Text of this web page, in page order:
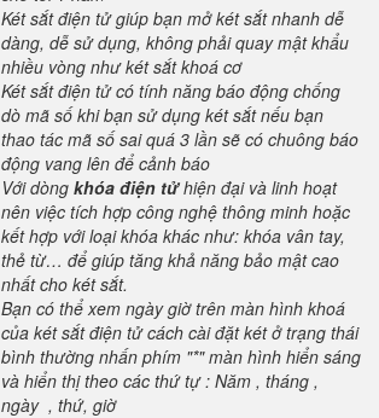
Két sắt điện tử giúp bạn mở két sắt nhanh dễ
dàng, dễ sử dụng, không phải quay mật khẩu
nhiều vòng như két sắt khoá cơ
Két sắt điện tử có tính năng báo động chống
dò mã số khi bạn sử dụng két sắt nếu bạn
thao tác mã số sai quá 3 lần sẽ có chuông báo
động vang lên để cảnh báo
Với dòng khóa điện tửhiện đại và linh hoạt
nên việc tích hợp công nghệ thông minh hoặc
kết hợp với loại khóa khác như: khóa vân tay,
thẻ từ… để giúp tăng khả năng bảo mật cao
nhất cho két sắt.
Bạn có thể xem ngày giờ trên màn hình khoá
của két sắt điện tử cách cài đặt két ở trạng thái
bình thường nhấn phím "*" màn hình hiển sáng
và hiển thị theo các thứ tự : Năm , tháng ,
ngày , thứ, giờ